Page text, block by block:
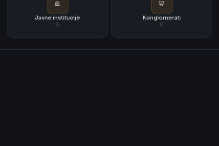
Javne institucije
3
Konglomerati
0